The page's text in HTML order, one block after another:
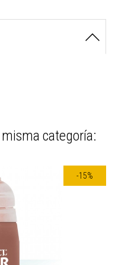
categoría:
-15%